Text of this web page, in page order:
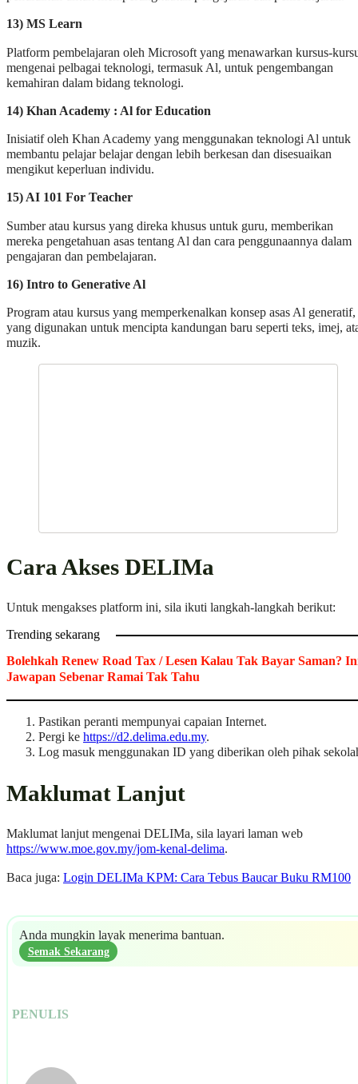
13) MS Learn
Platform pembelajaran oleh Microsoft yang menawarkan kursus-
mengenai pelbagai teknologi, termasuk Al, untuk pengembangan
kemahiran dalam bidang teknologi.
14) Khan Academy : Al for Education
Inisiatif oleh Khan Academy yang menggunakan teknologi Al untuk
membantu pelajar belajar dengan lebih berkesan dan disesuaikan
mengikut keperluan individu.
15) AI 101 For Teacher
Sumber atau kursus yang direka khusus untuk guru, memberikan
mereka pengetahuan asas tentang Al dan cara penggunaannya dalam
pengajaran dan pembelajaran.
16) Intro to Generative Al
Program atau kursus yang memperkenalkan konsep asas Al generatif,
yang digunakan untuk mencipta kandungan baru seperti teks, imej,
muzik.
Cara Akses DELIMa
Untuk mengakses platform ini, sila ikuti langkah-langkah berikut:
Trending sekarang
Bolehkah Renew Road Tax / Lesen Kalau Tak Bayar Saman?
Jawapan Sebenar Ramai Tak Tahu
Pastikan peranti mempunyai capaian Internet.
Pergi ke https://d2.delima.edu.my.
Log masuk menggunakan ID yang diberikan oleh pihak
Maklumat Lanjut
Maklumat lanjut mengenai DELIMa, sila layari laman web
https://www.moe.gov.my/jom-kenal-delima.
Baca juga: Login DELIMa KPM: Cara Tebus Baucar Buku RM100
Anda mungkin layak menerima bantuan.
Semak Sekarang
PENULIS